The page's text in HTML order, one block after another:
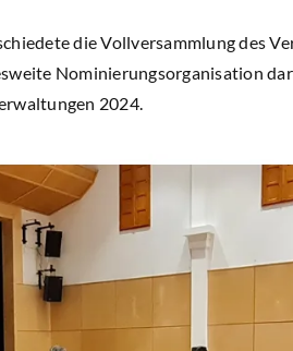
die Vollversammlung des
Nominierungsorganisation
2024.